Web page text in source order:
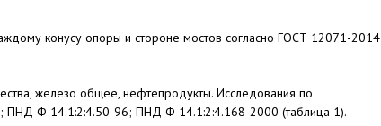
конусу опоры и стороне мостов согласно ГОСТ 12071-2014
железо общее, нефтепродукты. Исследования по
ПНД Ф 14.1:2:4.50-96; ПНД Ф 14.1:2:4.168-2000 (таблица 1).